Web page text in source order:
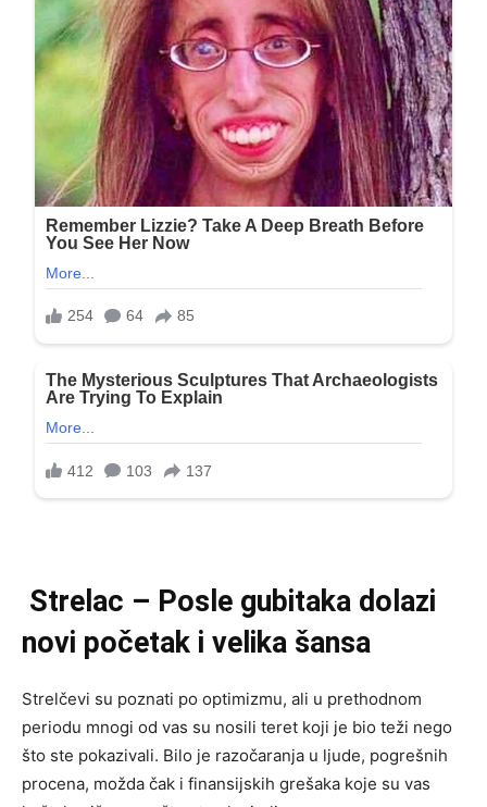
Strelac – Posle gubitaka dolazi
novi početak i velika šansa
Strelčevi su poznati po optimizmu, ali u prethodnom
periodu mnogi od vas su nosili teret koji je bio teži nego
što ste pokazivali. Bilo je razočaranja u ljude, pogrešnih
procena, možda čak i finansijskih grešaka koje su vas